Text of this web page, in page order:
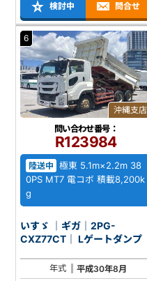
検討中 問合せ
6
沖縄支店
問い合わせ番号：
R123984
陸送中 極東 5.1m×2.2m 38
0PS MT7 電コボ 積載8,200k
g
いすゞ ｜ギガ｜2PG-
CXZ77CT｜ Lゲートダンプ
年式
平成30年8月